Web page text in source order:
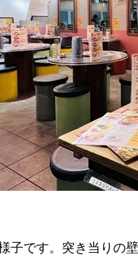
子です。突き当りの